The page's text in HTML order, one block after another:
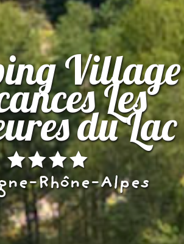
Village
Les
du Lac
Rhône-Alpes